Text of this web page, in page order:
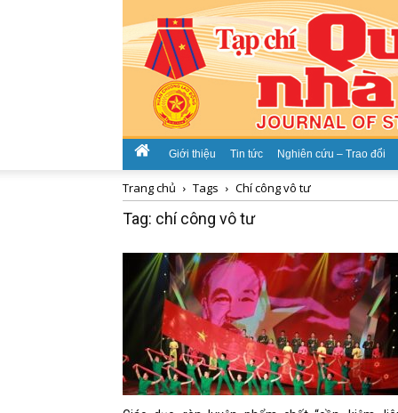
Giới thiệu Tin tức Nghiên cứu – Trao đổi
Trang chủ Tags Chí công vô tư
Tag: chí công vô tư